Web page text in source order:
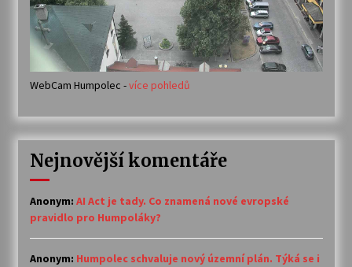
WebCam Humpolec -více pohledů
Nejnovější komentáře
Anonym: AI Act je tady. Co znamená nové evropské
pravidlo pro Humpoláky?
Anonym: Humpolec schvaluje nový územní plán. Týká se i